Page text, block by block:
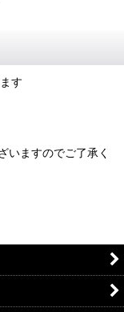
す
いますのでご了承く